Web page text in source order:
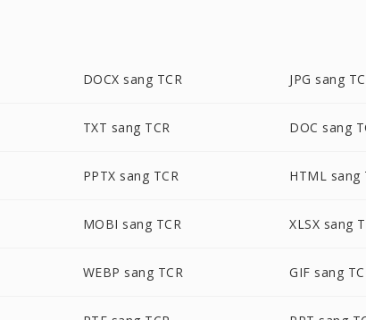
DOCX sang TCR JPG sang
TXT sang TCR DOC sang
PPTX sang TCR HTML sang
MOBI sang TCR XLSX sang
WEBP sang TCR GIF sang